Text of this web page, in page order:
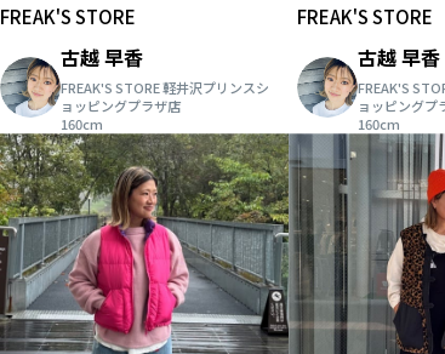
FREAK'S STORE
古越 早香
FREAK'S STORE 軽井沢プリンスシ
ョッピングプラザ店
160cm
FREAK'S STORE
古越 早香
FREAK'S
ョッピングプ
160cm